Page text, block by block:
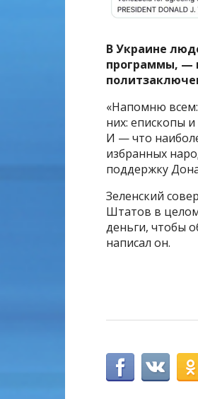
В Украине
программы, —
«Напомню всем:
них: епископы
И — что
избранных
поддержку
Зеленский
Штатов в
деньги, чтобы
написал он.